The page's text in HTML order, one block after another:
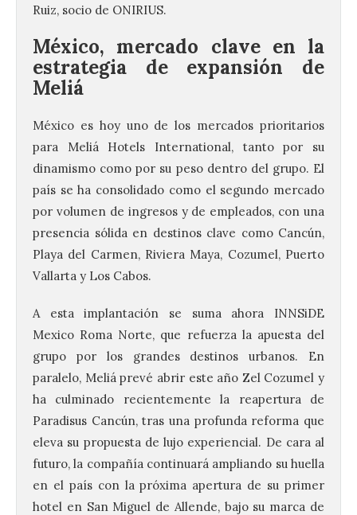
Ruiz, socio de ONIRIUS.
México, mercado clave en la
estrategia de expansión de
Meliá
México es hoy uno de los mercados prioritarios
para Meliá Hotels International, tanto por su
dinamismo como por su peso dentro del grupo. El
país se ha consolidado como el segundo mercado
por volumen de ingresos y de empleados, con una
presencia sólida en destinos clave como Cancún,
Playa del Carmen, Riviera Maya, Cozumel, Puerto
Vallarta y Los Cabos.
A esta implantación se suma ahora INNSiDE
Mexico Roma Norte, que refuerza la apuesta del
grupo por los grandes destinos urbanos. En
paralelo, Meliá prevé abrir este año Zel Cozumel y
ha culminado recientemente la reapertura de
Paradisus Cancún, tras una profunda reforma que
eleva su propuesta de lujo experiencial. De cara al
futuro, la compañía continuará ampliando su huella
en el país con la próxima apertura de su primer
hotel en San Miguel de Allende, bajo su marca de
Vuelve la tradicional Feria
de Dulces del Convento a
Gradefes
Tendrá lugar el 9 de
monasterio cisterciense
de Santa María la Real de
Gradefes. Una cita
imprescindible para disfrutar de los
cultura y un ambiente único. El
Ayuntamiento de Gradefes, intentando